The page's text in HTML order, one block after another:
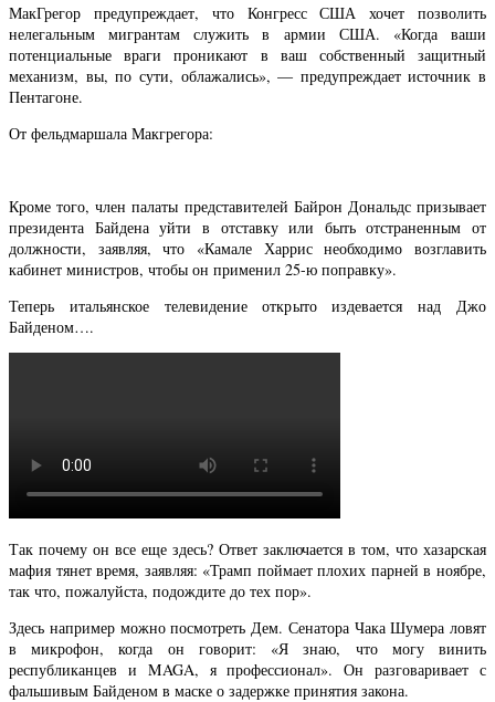
МакГрегор предупреждает, что Конгресс США хочет позволить
нелегальным мигрантам служить в армии США. «Когда ваши
потенциальные враги проникают в ваш собственный защитный
механизм, вы, по сути, облажались», — предупреждает источник в
Пентагоне.
От фельдмаршала Макгрегора:
Кроме того, член палаты представителей Байрон Дональдс призывает
президента Байдена уйти в отставку или быть отстраненным от
должности, заявляя, что «Камале Харрис необходимо возглавить
кабинет министров, чтобы он применил 25-ю поправку».
Теперь итальянское телевидение открыто издевается над Джо
Байденом….
Так почему он все еще здесь? Ответ заключается в том, что хазарская
мафия тянет время, заявляя: «Трамп поймает плохих парней в ноябре,
так что, пожалуйста, подождите до тех пор».
Здесь например можно посмотреть Дем. Сенатора Чака Шумера ловят
в микрофон, когда он говорит: «Я знаю, что могу винить
республиканцев и MAGA, я профессионал». Он разговаривает с
фальшивым Байденом в маске о задержке принятия закона.